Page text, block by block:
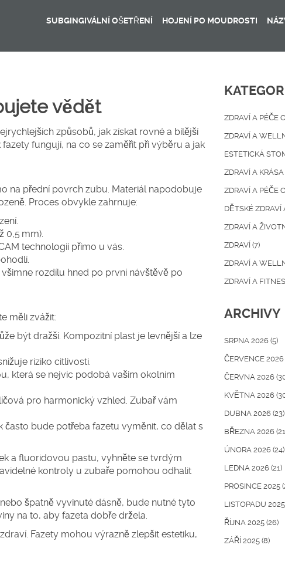
SUBGINGIVÁLNÍ OŠETŘENÍ HOJENÍ PO MOUDROSTI
vědět
způsobů, jak získat rovné a bílější
fungují, na co se zaměřit při výběru a jak
na přední povrch zubu. Materiál napodobuje
Proces obvykle zahrnuje:
0,5 mm).
technologií přímo u vás.
rozdílu hned po první návštěvě po
měli zvážit:
být dražší. Kompozitní plast je levnější a lze
riziko citlivosti.
která se nejvíc podobá vašim okolním
pro harmonický vzhled. Zubař vám
často bude potřeba fazetu vyměnit, co dělat s
a fluoridovou pastu, vyhněte se tvrdým
kontroly u zubaře pomohou odhalit
špatně vyvinuté dásně, bude nutné tyto
na to, aby fazeta dobře držela.
Fazety mohou výrazně zlepšit estetiku,
ZDRAVÍ A PÉČE
ZDRAVÍ A
ESTETICKÁ
ZDRAVÍ A KRÁSA
ZDRAVÍ A PÉČE
DĚTSKÉ ZDRAVÍ
ZDRAVÍ A
ZDRAVÍ (7)
ZDRAVÍ A
ZDRAVÍ A
ARCHIVY
SRPNA 2026 (5)
ČERVENCE 2026
ČERVNA 2026
KVĚTNA 2026
DUBNA 2026 (23)
BŘEZNA 2026
ÚNORA 2026 (24)
LEDNA 2026 (21)
PROSINCE 2025
LISTOPADU 2025
ŘÍJNA 2025 (26)
ZÁŘÍ 2025 (8)